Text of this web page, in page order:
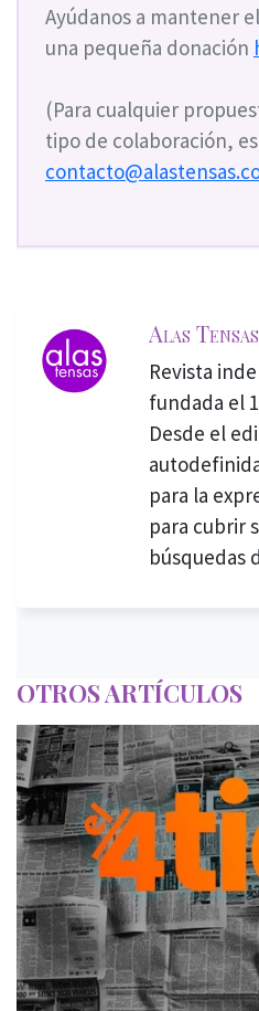
Ayúdanos a mantener
una pequeña donación
(Para cualquier
tipo de colaboración,
Alas Tensas
Revista
fundada el
Desde el
para la
para cubrir
búsquedas
OTROS ARTÍCULOS